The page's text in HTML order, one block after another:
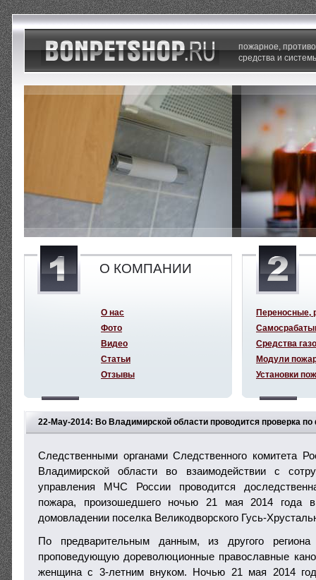
22-May-2014: Во Владимирской области проводится проверка по
Следственными органами Следственного комитета
Владимирской области во взаимодействии с
управления МЧС России проводится
пожара, произошедшего ночью 21 мая 2014 года
домовладении поселка Великодворского Гусь-
По предварительным данным, из другого
проповедующую дореволюционные православные
женщина с 3-летним внуком. Ночью 21 мая 2014
пожарное,
средства и
О КОМПАНИИ
О нас
Фото
Видео
Статьи
Отзывы
Переносные,
Средства
Модули
Установки